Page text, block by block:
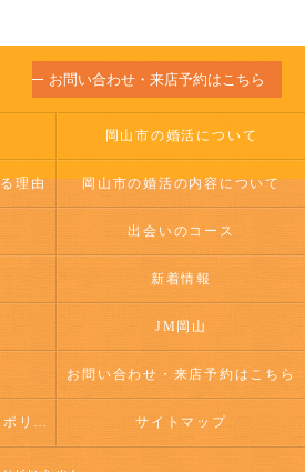
お問い合わせ・来店予約はこちら
岡山市の婚活について
理由 岡山市の婚活の内容について
出会いのコース
新着情報
JM岡山
お問い合わせ・来店予約はこちら
特定商取引法&プライバシーポリシー サイトマップ